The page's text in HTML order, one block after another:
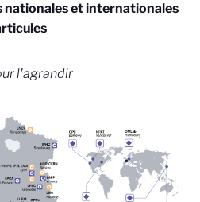
et internationales
l'agrandir